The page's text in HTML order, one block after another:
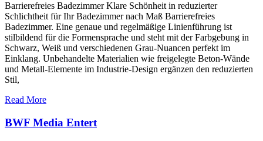
Barrierefreies Badezimmer Klare Schönheit in reduzierter
Schlichtheit für Ihr Badezimmer nach Maß Barrierefreies
Badezimmer. Eine genaue und regelmäßige Linienführung ist
stilbildend für die Formensprache und steht mit der Farbgebung in
Schwarz, Weiß und verschiedenen Grau-Nuancen perfekt im
Einklang. Unbehandelte Materialien wie freigelegte Beton-Wände
und Metall-Elemente im Industrie-Design ergänzen den reduzierten
Stil,
Read More
BWF Media Entert